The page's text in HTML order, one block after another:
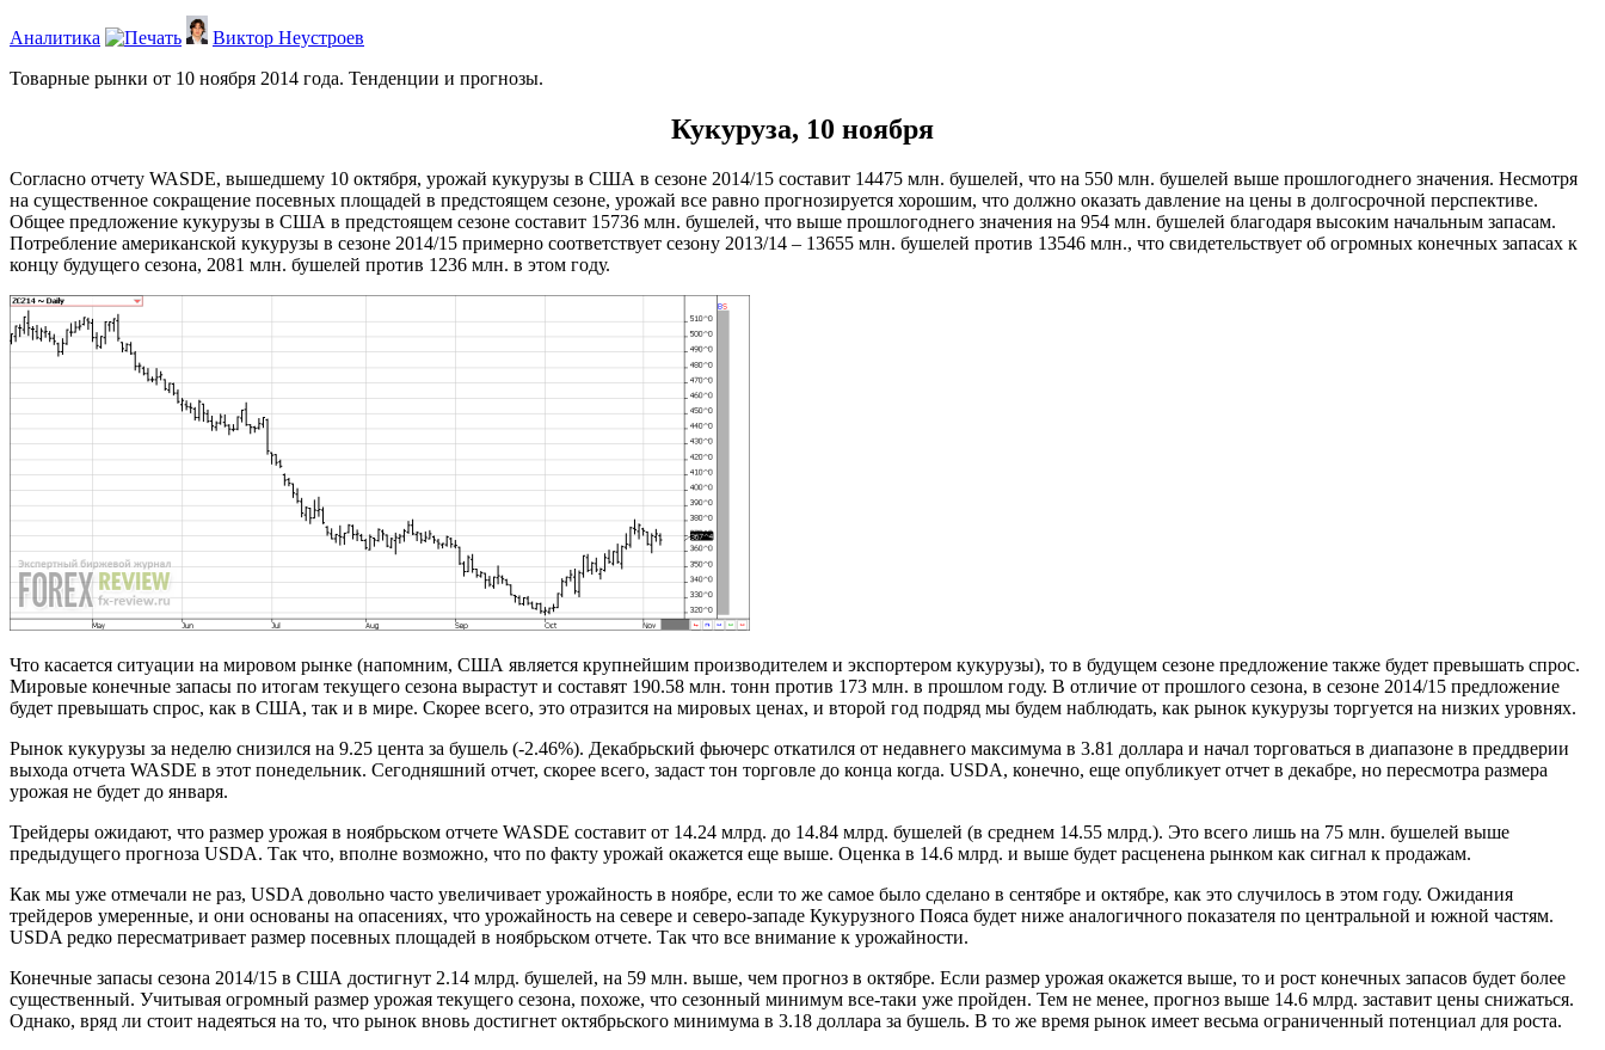
Аналитика
Виктор Неустроев
Товарные рынки от 10 ноября 2014 года. Тенденции и прогнозы.
Кукуруза, 10 ноября
Согласно отчету WASDE, вышедшему 10 октября, урожай кукурузы в США в сезоне 2014/15 составит 14475 млн. бушелей, что на 550 млн. бушелей выше прошлогоднего значения. Несмотря
на существенное сокращение посевных площадей в предстоящем сезоне, урожай все равно прогнозируется хорошим, что должно оказать давление на цены в долгосрочной перспективе.
Общее предложение кукурузы в США в предстоящем сезоне составит 15736 млн. бушелей, что выше прошлогоднего значения на 954 млн. бушелей благодаря высоким начальным запасам.
Потребление американской кукурузы в сезоне 2014/15 примерно соответствует сезону 2013/14 – 13655 млн. бушелей против 13546 млн., что свидетельствует об огромных конечных запасах к
концу будущего сезона, 2081 млн. бушелей против 1236 млн. в этом году.
Что касается ситуации на мировом рынке (напомним, США является крупнейшим производителем и экспортером кукурузы), то в будущем сезоне предложение также будет превышать спрос.
Мировые конечные запасы по итогам текущего сезона вырастут и составят 190.58 млн. тонн против 173 млн. в прошлом году. В отличие от прошлого сезона, в сезоне 2014/15 предложение
будет превышать спрос, как в США, так и в мире. Скорее всего, это отразится на мировых ценах, и второй год подряд мы будем наблюдать, как рынок кукурузы торгуется на низких уровнях.
Рынок кукурузы за неделю снизился на 9.25 цента за бушель (-2.46%). Декабрьский фьючерс откатился от недавнего максимума в 3.81 доллара и начал торговаться в диапазоне в преддверии
выхода отчета WASDE в этот понедельник. Сегодняшний отчет, скорее всего, задаст тон торговле до конца когда. USDA, конечно, еще опубликует отчет в декабре, но пересмотра размера
урожая не будет до января.
Трейдеры ожидают, что размер урожая в ноябрьском отчете WASDE составит от 14.24 млрд. до 14.84 млрд. бушелей (в среднем 14.55 млрд.). Это всего лишь на 75 млн. бушелей выше
предыдущего прогноза USDA. Так что, вполне возможно, что по факту урожай окажется еще выше. Оценка в 14.6 млрд. и выше будет расценена рынком как сигнал к продажам.
Как мы уже отмечали не раз, USDA довольно часто увеличивает урожайность в ноябре, если то же самое было сделано в сентябре и октябре, как это случилось в этом году. Ожидания
трейдеров умеренные, и они основаны на опасениях, что урожайность на севере и северо-западе Кукурузного Пояса будет ниже аналогичного показателя по центральной и южной частям.
USDA редко пересматривает размер посевных площадей в ноябрьском отчете. Так что все внимание к урожайности.
Конечные запасы сезона 2014/15 в США достигнут 2.14 млрд. бушелей, на 59 млн. выше, чем прогноз в октябре. Если размер урожая окажется выше, то и рост конечных запасов будет более
существенный. Учитывая огромный размер урожая текущего сезона, похоже, что сезонный минимум все-таки уже пройден. Тем не менее, прогноз выше 14.6 млрд. заставит цены снижаться.
Однако, вряд ли стоит надеяться на то, что рынок вновь достигнет октябрьского минимума в 3.18 доллара за бушель. В то же время рынок имеет весьма ограниченный потенциал для роста.